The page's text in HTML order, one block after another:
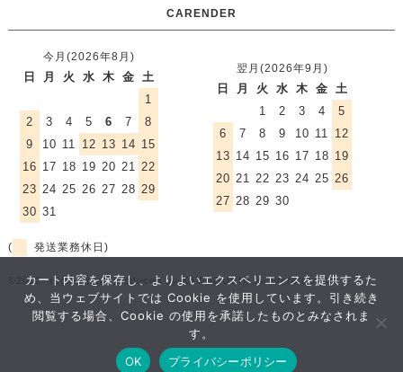
おすすめ
CARENDER
今月(2026年8月)
日 月 火 水 木 金 土
1
2
3 4 5 6 7
8
9
10 11 12 13 14 15
16 17 18 19 20 21 22
23 24 25 26 27 28 29
30 31
翌月(2026年9月)
日 月 火 水 木 金
土
1
2 3 4
5
6
7 8 9 10 11
12
13 14 15 16 17 18 19
20 21 22 23 24 25 26
27 28 29 30
( 発送業務休日)
©2012- rugmart.jp / produced by KAWAGUCHI furniture Co.,ltd.
カート内容を保存し、よりよいエクスペリエンスを提供するた
め、当ウェブサイトでは Cookie を使用しています。引き続き
閲覧する場合、Cookie の使用を承諾したものとみなされま
す。
OK
プライバシーポリシー